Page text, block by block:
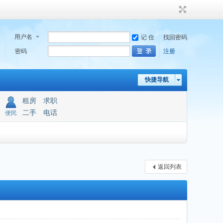
用户名 记 住
找回密码
密码
注册
快捷导航
便民
租房
求职
二手
电话
返回列表